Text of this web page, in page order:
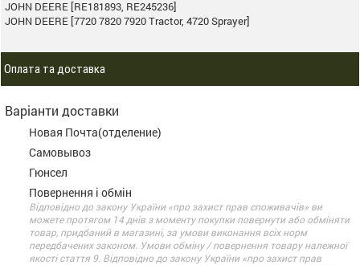
JOHN DEERE [RE181893, RE245236]
JOHN DEERE [7720 7820 7920 Tractor, 4720 Sprayer]
Оплата та доставка
Варіанти доставки
Новая Почта(отделение)
Самовывоз
Гюнсел
Повернення і обмін
Відповідно до закону України «про захист прав споживачів» ви
можете протягом 14 днів з моменту покупки повернути або обміняти
товар, придбаний в магазині, за умови виконання всіх норм
передбачених законом. Умови обміну / повернення товару належної
якості стаття 9. Відповідно до закону України «про захист прав